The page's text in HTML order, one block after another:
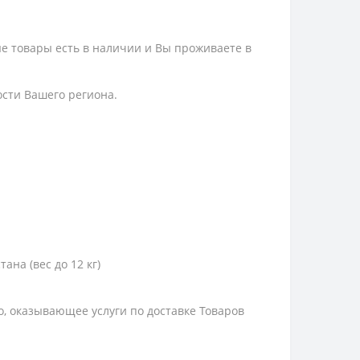
товары есть в наличии и Вы проживаете в
Вашего региона.
(вес до 12 кг)
услуги по доставке Товаров